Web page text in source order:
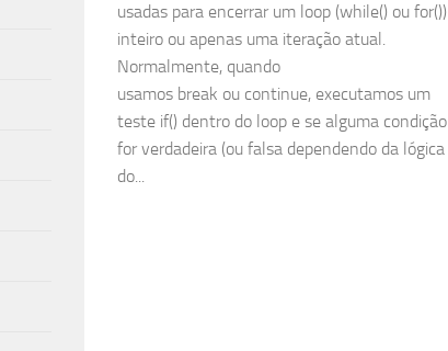
usadas para encerrar um loop (while() ou for())
inteiro ou apenas uma iteração atual.
Normalmente, quando
usamos break ou continue, executamos um
teste if() dentro do loop e se alguma condição
for verdadeira (ou falsa dependendo da lógica
do...